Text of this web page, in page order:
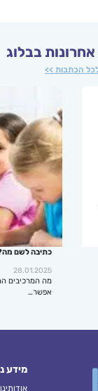
בבלוג
הכתבות >>
כתיבה לשם
28.01.2025
מה המרכיבים
אפשר…
מידע
אודותינו